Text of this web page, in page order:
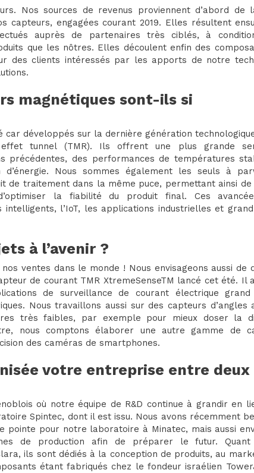
Nos sources de revenus proviennent d’abord de
capteurs, engagées courant 2019. Elles résultent
auprès de partenaires très ciblés, à
que les nôtres. Elles découlent enfin des
des clients intéressés par les apports de notre
magnétiques sont-ils si
car développés sur la dernière génération
tunnel (TMR). Ils offrent une plus grande
précédentes, des performances de températures
Nous sommes également les seuls à
de traitement dans la même puce, permettant ainsi de
la fiabilité du produit final. Ces
l’IoT, les applications industrielles et
à l’avenir ?
ventes dans le monde ! Nous envisageons aussi de
de courant TMR XtremeSenseTM lancé cet été. Il
de surveillance de courant électrique grand
Nous travaillons aussi sur des capteurs d’angles
très faibles, par exemple pour mieux doser la
nous comptons élaborer une autre gamme de
des caméras de smartphones.
votre entreprise entre deux
où notre équipe de R&D continue à grandir en
Spintec, dont il est issu. Nous avons récemment
pointe pour notre laboratoire à Minatec, mais aussi
de production afin de préparer le futur.
ils sont dédiés à la conception de produits, au
étant fabriqués chez le fondeur israélien